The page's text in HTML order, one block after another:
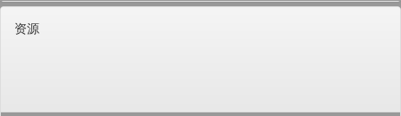
资源